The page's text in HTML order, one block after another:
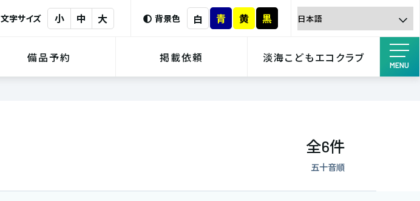
文字サイズ 小 中 大 背景色 白 青 黄 黒
備品予約 掲載依頼 淡海こどもエコクラブ
MENU
全6件
五十音順